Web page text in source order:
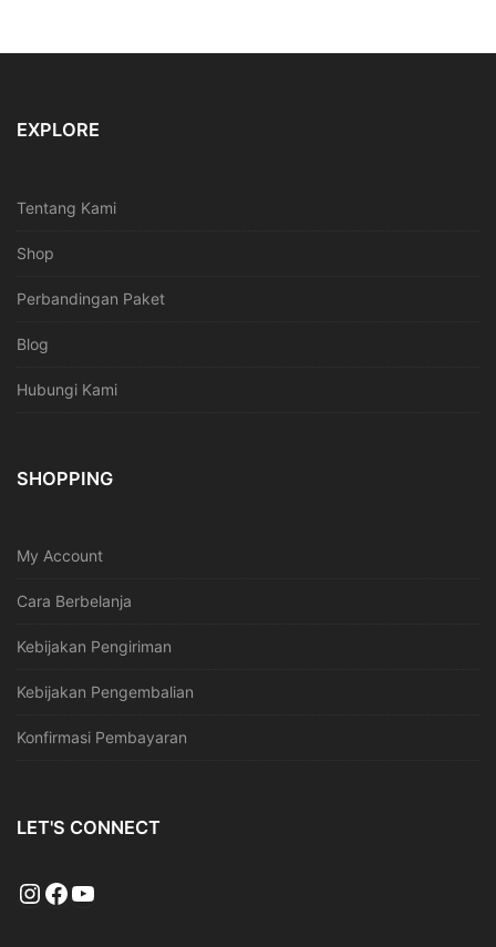
EXPLORE
Tentang Kami
Shop
Perbandingan Paket
Blog
Hubungi Kami
SHOPPING
My Account
Cara Berbelanja
Kebijakan Pengiriman
Kebijakan Pengembalian
Konfirmasi Pembayaran
LET'S CONNECT